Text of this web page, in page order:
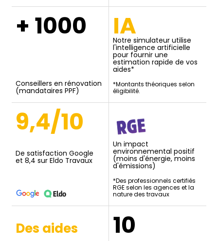
+ 1000
Conseillers en rénovation
(mandataires PPF)
IA
Notre simulateur utilise
l'intelligence artificielle
pour fournir une
estimation rapide de vos
aides*
*Montants théoriques selon
éligibilité.
9,4/10
De satisfaction Google
et 8,4 sur Eldo Travaux
Un impact
environnemental positif
(moins d'énergie, moins
d'émissions)
*Des professionnels certifiés
RGE selon les agences et la
nature des travaux
Des aides
10